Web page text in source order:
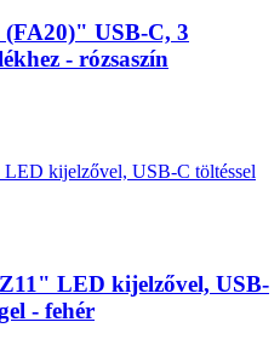
USB-C, 3
- rózsaszín
LED kijelzővel, USB-
- fehér